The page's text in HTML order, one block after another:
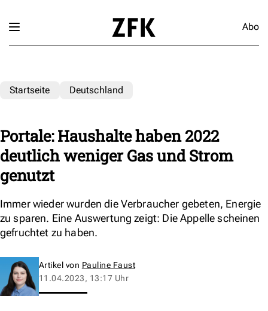
Abo
Startseite Deutschland
Portale: Haushalte haben 2022
deutlich weniger Gas und Strom
genutzt
Immer wieder wurden die Verbraucher gebeten, Energie
zu sparen. Eine Auswertung zeigt: Die Appelle scheinen
gefruchtet zu haben.
Artikel von Pauline Faust
11.04.2023, 13:17 Uhr